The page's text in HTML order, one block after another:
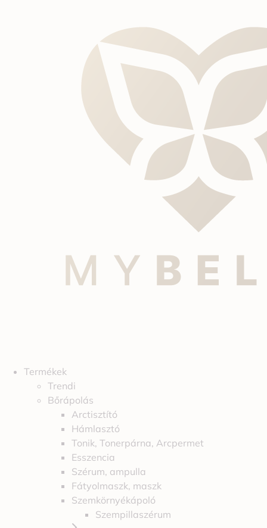
Termékek
Trendi
Bőrápolás
Arctisztító
Hámlasztó
Tonik, Tonerpárna, Arcpermet
Esszencia
Szérum, ampulla
Fátyolmaszk, maszk
Szemkörnyékápoló
Szempillaszérum